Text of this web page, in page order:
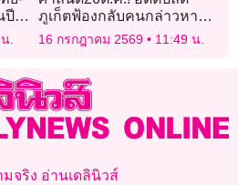
ปีนี้
น
บ
.
ภูเก็ตฟ้องกลับคนกล่าวหา
เรียกสินบนออกโฉนด
16 กรกฎาคม 2569 11:49 น.
จริง อ่านเดลินิวส์